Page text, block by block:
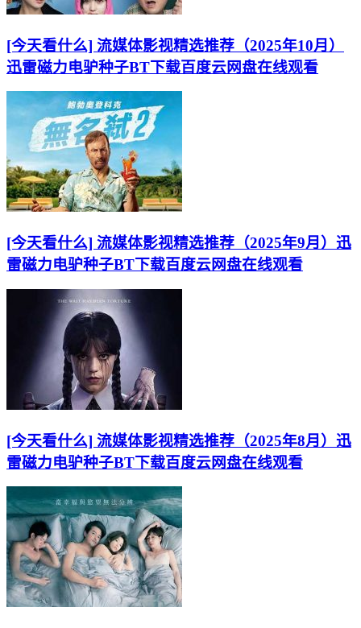
[今天看什么] 流媒体影视精选推荐（2025年10月）
迅雷磁力电驴种子BT下载百度云网盘在线观看
[今天看什么] 流媒体影视精选推荐（2025年9月）迅
雷磁力电驴种子BT下载百度云网盘在线观看
[今天看什么] 流媒体影视精选推荐（2025年8月）迅
雷磁力电驴种子BT下载百度云网盘在线观看